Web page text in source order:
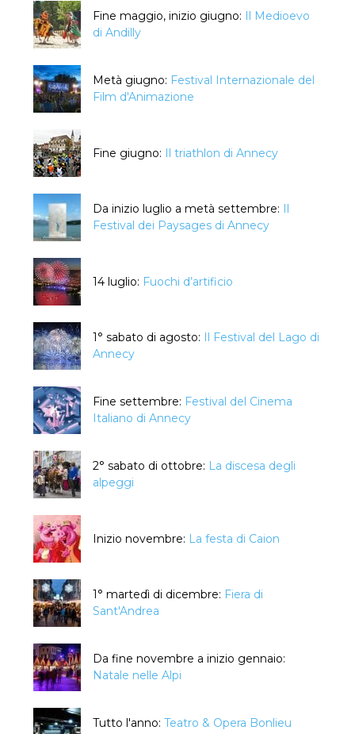
Fine maggio, inizio giugno: Il Medioevo
di Andilly
Metà giugno: Festival Internazionale del
Film d'Animazione
Fine giugno: Il triathlon di Annecy
Da inizio luglio a metà settembre: Il
Festival dei Paysages di Annecy
14 luglio: Fuochi d’artificio
1° sabato di agosto: Il Festival del Lago di
Annecy
Fine settembre: Festival del Cinema
Italiano di Annecy
2° sabato di ottobre: La discesa degli
alpeggi
Inizio novembre: La festa di Caion
1° martedì di dicembre: Fiera di
Sant'Andrea
Da fine novembre a inizio gennaio:
Natale nelle Alpi
Tutto l'anno: Teatro & Opera Bonlieu